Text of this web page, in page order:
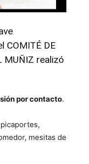
COMITÉ DE
MUÑIZ realizó
por contacto.
mesitas de